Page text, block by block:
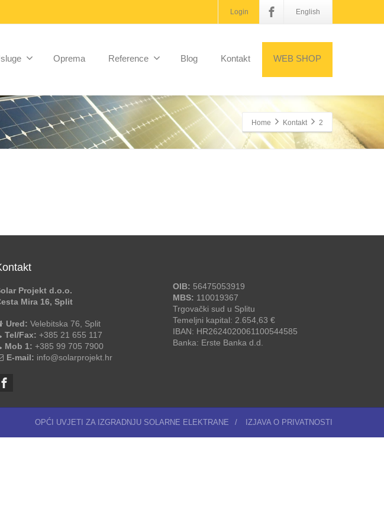
Login English
Oprema Reference Blog Kontakt WEB SHOP
Home Kontakt 2
Projekt d.o.o.
Mira 16, Split
Ured: Velebitska 76, Split
Tel/Fax: +385 21 655 117
Mob 1: +385 99 705 7900
E-mail: info@solarprojekt.hr
OIB: 56475053919
MBS: 110019367
Trgovački sud u Splitu
Temeljni kapital: 2.654,63 €
IBAN: HR2624020061100544585
Banka: Erste Banka d.d.
OPĆI UVJETI ZA IZGRADNJU SOLARNE ELEKTRANE / IZJAVA O PRIVATNOSTI